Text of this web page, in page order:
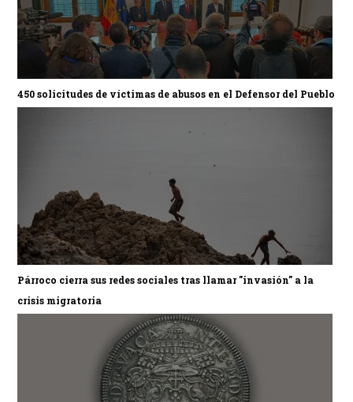
450 solicitudes de víctimas de abusos en el Defensor del Pueblo
Párroco cierra sus redes sociales tras llamar "invasión" a la
crisis migratoria